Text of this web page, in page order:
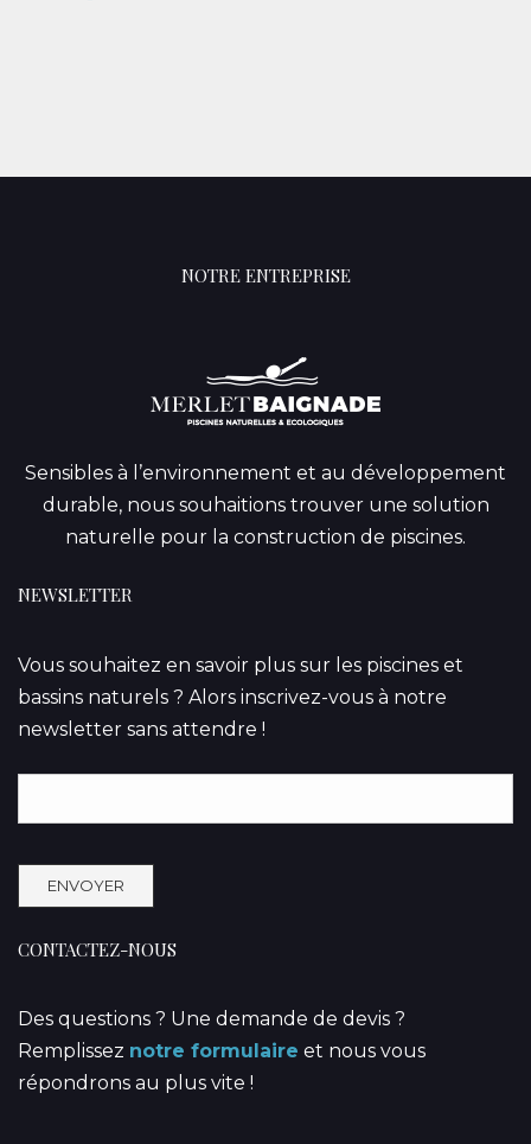
NOTRE ENTREPRISE
Sensibles à l’environnement et au développement
durable, nous souhaitions trouver une solution
naturelle pour la construction de piscines.
NEWSLETTER
Vous souhaitez en savoir plus sur les piscines et
bassins naturels ? Alors inscrivez-vous à notre
newsletter sans attendre !
CONTACTEZ-NOUS
Des questions ? Une demande de devis ?
Remplissez notre formulaire et nous vous
répondrons au plus vite !